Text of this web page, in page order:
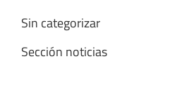
Sin categorizar
Sección noticias